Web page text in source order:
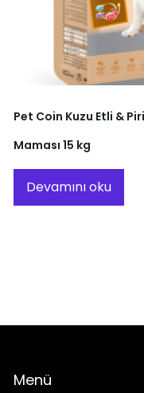
Pet Coin Kuzu Etli &
Maması 15 kg
Devamını oku
Menü